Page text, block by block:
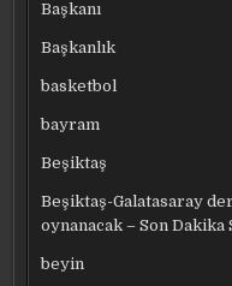
Başkanı
Başkanlık
basketbol
bayram
Beşiktaş
Beşiktaş-Galatasaray
oynanacak – Son Dakika
beyin